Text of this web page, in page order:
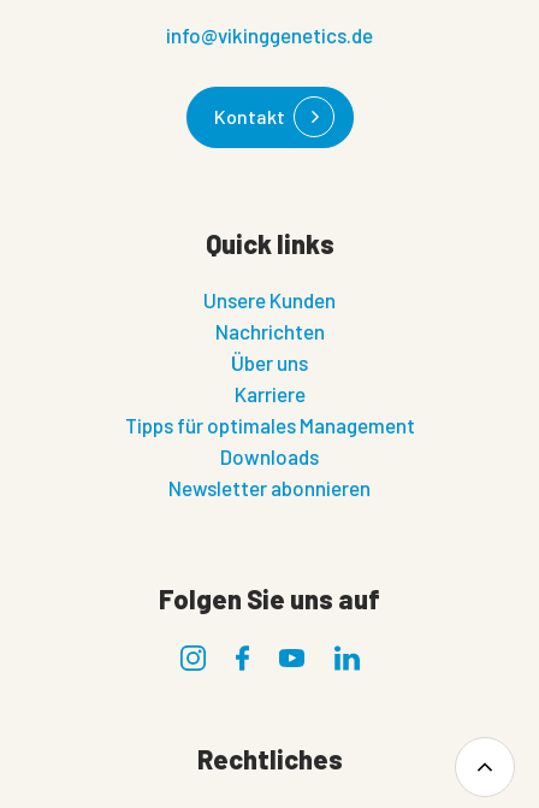
info@vikinggenetics.de
Kontakt
Quick links
Unsere Kunden
Nachrichten
Über uns
Karriere
Tipps für optimales Management
Downloads
Newsletter abonnieren
Folgen Sie uns auf
Rechtliches